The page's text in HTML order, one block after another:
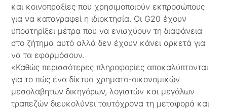
και κοινοπραξίες που χρησιμοποιούν εκπροσώπους
για να καταγραφεί η ιδιοκτησία. Οι G20 έχουν
υποστηρίξει μέτρα που να ενισχύουν τη διαφάνεια
στο ζήτημα αυτό αλλά δεν έχουν κάνει αρκετά για
να τα εφαρμόσουν.
«Καθώς περισσότερες πληροφορίες αποκαλύπτονται
για το πώς ένα δίκτυο χρηματο-οικονομικών
μεσολαβητών δικηγόρων, λογιστών και μεγάλων
τραπεζών διευκολύνει ταυτόχρονα τη μεταφορά και